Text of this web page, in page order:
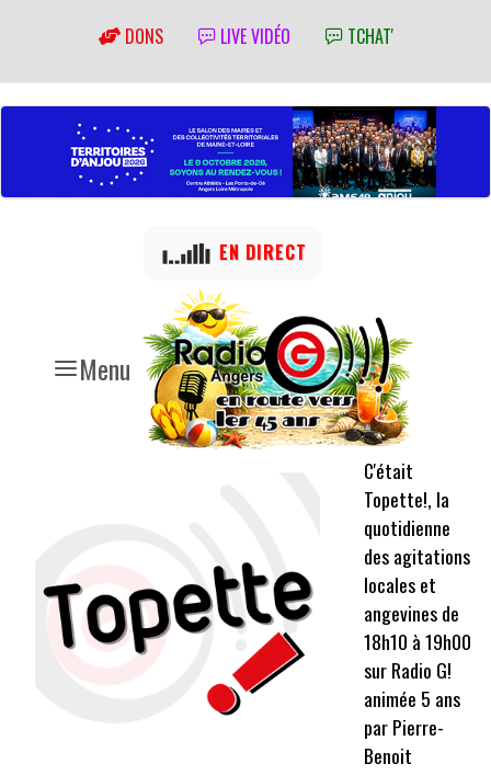
DONS LIVE VIDÉO TCHAT'
Menu
EN DIRECT
C'était
Topette!, la
quotidienne
des agitations
locales et
angevines de
18h10 à 19h00
sur Radio G!
animée 5 ans
par Pierre-
Benoit